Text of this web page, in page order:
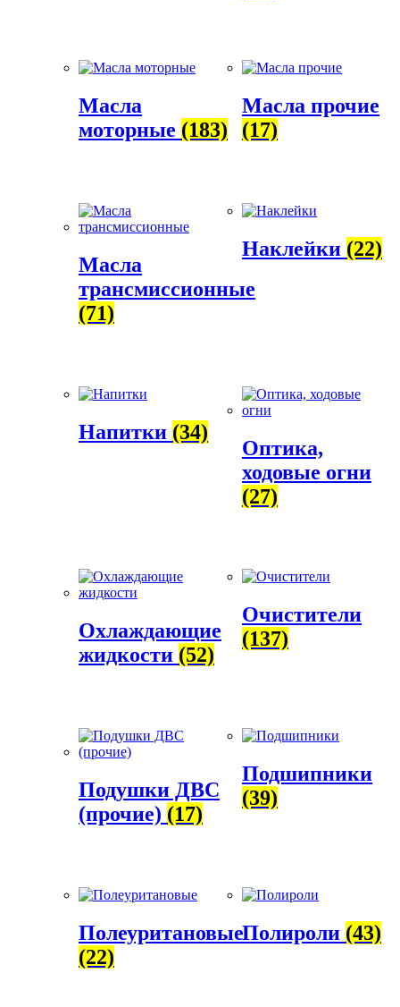
Масла
моторные (183)
Масла прочие
(17)
Масла
трансмиссионные
(71)
Наклейки (22)
Напитки (34)
Оптика,
ходовые огни
(27)
Охлаждающие
жидкости (52)
Очистители
(137)
Подушки ДВС
(прочие) (17)
Подшипники
(39)
Полеуритановые
(22)
Полироли (43)